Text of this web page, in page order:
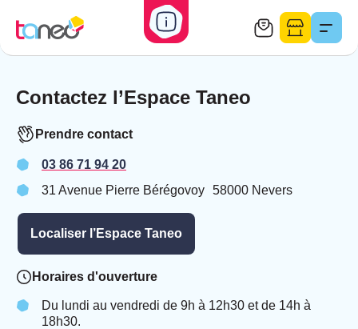
Taneo-
Ouvrir/fermer
l'alerte
Contact
E-
boutique
Menu
Accueil Contact et partenaires
Contactez l’Espace Taneo
Prendre contact
03 86 71 94 20
31 Avenue Pierre Bérégovoy 58000 Nevers
Localiser l’Espace Taneo
Horaires d'ouverture
Du lundi au vendredi de 9h à 12h30 et de 14h à
18h30.